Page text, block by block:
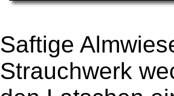
Saftige
Strauchwerk